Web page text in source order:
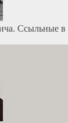
Ссыльные в